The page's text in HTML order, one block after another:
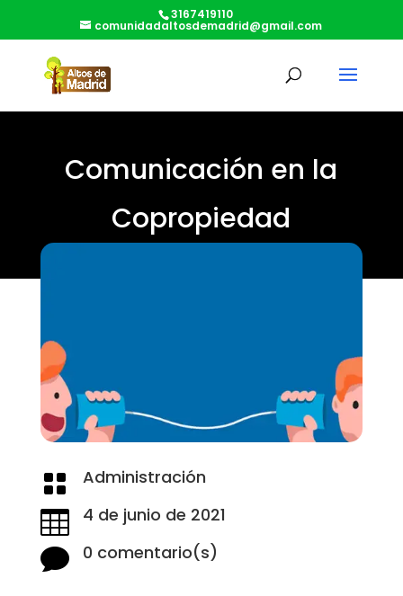
3167419110
comunidadaltosdemadrid@gmail.com
Comunicación en la
Copropiedad
 Administración
 4 de junio de 2021
 0 comentario(s)